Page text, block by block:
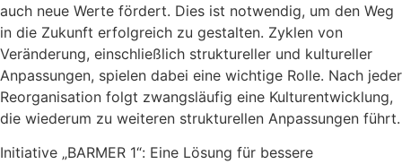
auch neue Werte fördert. Dies ist notwendig, um den Weg
in die Zukunft erfolgreich zu gestalten. Zyklen von
Veränderung, einschließlich struktureller und kultureller
Anpassungen, spielen dabei eine wichtige Rolle. Nach jeder
Reorganisation folgt zwangsläufig eine Kulturentwicklung,
die wiederum zu weiteren strukturellen Anpassungen führt.
Initiative „BARMER 1“: Eine Lösung für bessere